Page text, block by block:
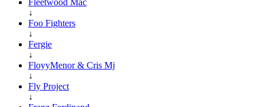
↓
Foo Fighters
↓
Fergie
↓
FloyyMenor & Cris Mj
↓
Fly Project
↓